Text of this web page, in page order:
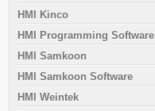
HMI Kinco
HMI Programming Software
HMI Samkoon
HMI Samkoon Software
HMI Weintek